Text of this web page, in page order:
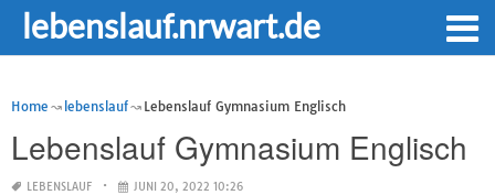
lebenslauf.nrwart.de
Home lebenslauf Lebenslauf Gymnasium Englisch
Lebenslauf Gymnasium Englisch
LEBENSLAUF JUNI 20, 2022 10:26